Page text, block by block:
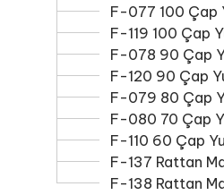
F-077 100 Çap
F-119 100 Çap
F-078 90 Çap
F-120 90 Çap
F-079 80 Çap
F-080 70 Çap
F-110 60 Çap
F-137 Rattan
F-138 Rattan